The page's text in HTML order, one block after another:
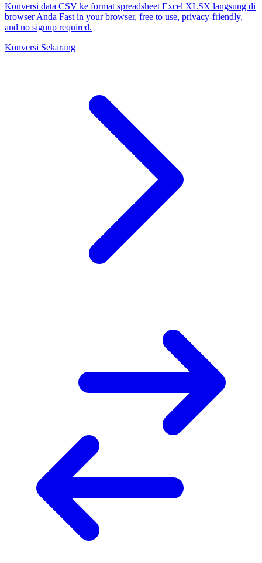
Konversi data CSV ke format spreadsheet Excel XLSX langsung di
browser Anda Fast in your browser, free to use, privacy-friendly,
and no signup required.
Konversi Sekarang